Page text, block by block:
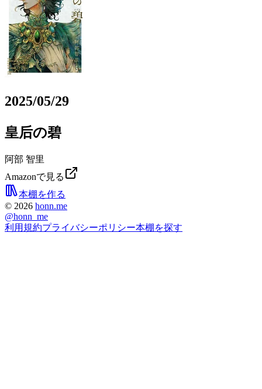
2025/05/29
皇后の碧
阿部 智里
Amazonで見る
本棚を作る
© 2026 honn.me
@honn_me
利用規約プライバシーポリシー本棚を探す